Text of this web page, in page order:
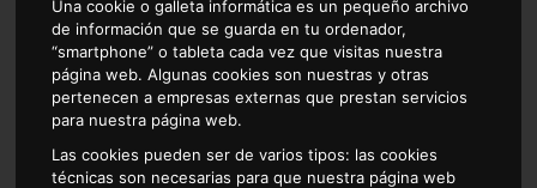
Una cookie o galleta informática es un pequeño archivo
de información que se guarda en tu ordenador,
“smartphone” o tableta cada vez que visitas nuestra
página web. Algunas cookies son nuestras y otras
pertenecen a empresas externas que prestan servicios
para nuestra página web.
Las cookies pueden ser de varios tipos: las cookies
técnicas son necesarias para que nuestra página web
deshidratado
Caldo pescado alteza 12 pastillas 120gr